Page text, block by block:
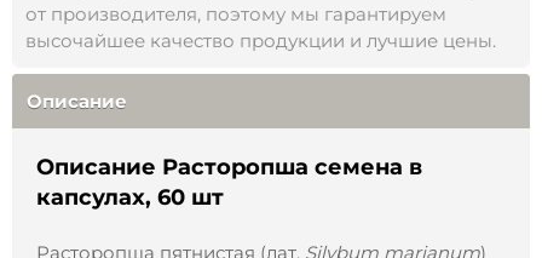
от производителя, поэтому мы гарантируем
высочайшее качество продукции и лучшие цены.
Описание
Описание Расторопша семена в
капсулах, 60 шт
Расторопша пятнистая (лат. Silybum marianum)